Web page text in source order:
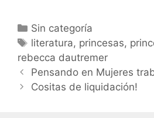
Categorías
Sin categoría
Etiquetas
literatura, princesas,
rebecca dautremer
Navegación
de
Pensando en Mujeres
Cositas de liquidación!